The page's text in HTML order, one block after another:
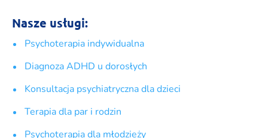
Nasze usługi:
Psychoterapia indywidualna
Diagnoza ADHD u dorosłych
Konsultacja psychiatryczna dla dzieci
Terapia dla par i rodzin
Psychoterapia dla młodzieży